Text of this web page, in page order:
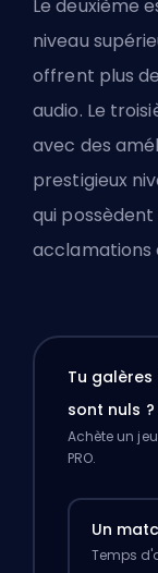
Le deuxième
niveau
offrent plus
audio. Le
avec des
prestigieux
qui possèdent
acclamations
Tu galères
sont nuls ?
Achète un
PRO.
Un
Temps